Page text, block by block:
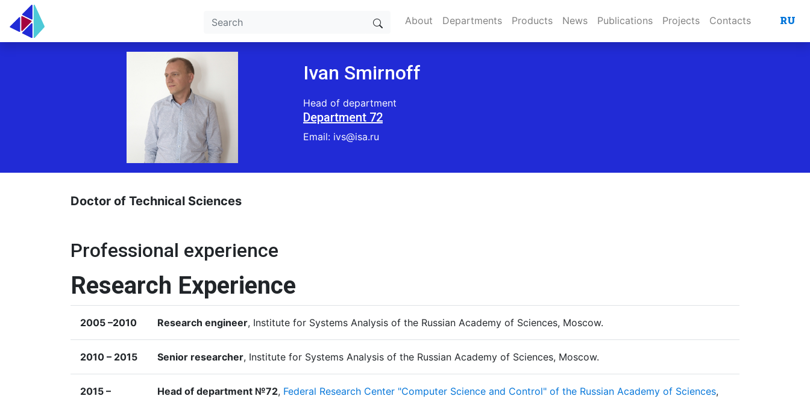
About Departments Products News Publications Projects Contacts RU
Ivan Smirnoff
Head of department
Department 72
Email: ivs@isa.ru
Doctor of Technical Sciences
Professional experience
Research Experience
2005 –2010 Research engineer, Institute for Systems Analysis of the Russian Academy of Sciences, Moscow.
2010 – 2015 Senior researcher, Institute for Systems Analysis of the Russian Academy of Sciences, Moscow.
2015 –
Head of department №72, Federal Research Center "Computer Science and Control" of the Russian Academy of Sciences,